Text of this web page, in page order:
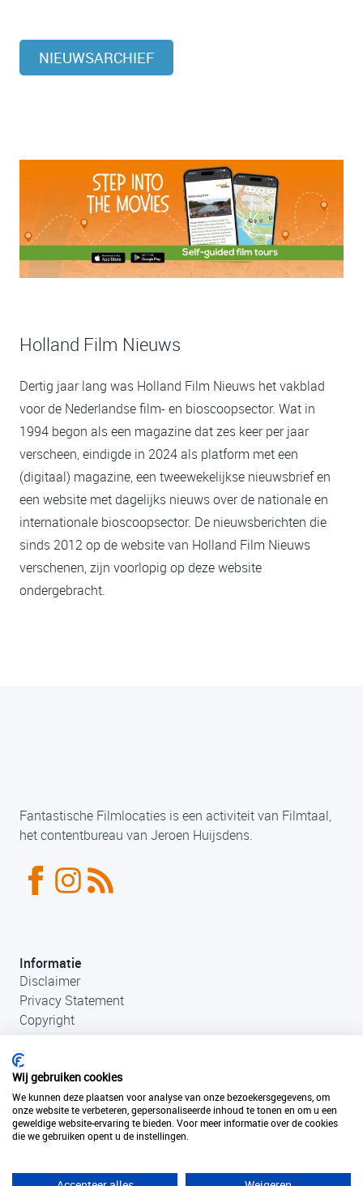
NIEUWSARCHIEF
Holland Film Nieuws
Dertig jaar lang was Holland Film Nieuws het vakblad
voor de Nederlandse film- en bioscoopsector. Wat in
1994 begon als een magazine dat zes keer per jaar
verscheen, eindigde in 2024 als platform met een
(digitaal) magazine, een tweewekelijkse nieuwsbrief en
een website met dagelijks nieuws over de nationale en
internationale bioscoopsector. De nieuwsberichten die
sinds 2012 op de website van Holland Film Nieuws
verschenen, zijn voorlopig op deze website
ondergebracht.
Fantastische Filmlocaties is een activiteit van Filmtaal,
het contentbureau van Jeroen Huijsdens.
Informatie
Disclaimer
Privacy Statement
Copyright
Contact
Wij gebruiken cookies
We kunnen deze plaatsen voor analyse van onze bezoekersgegevens, om
onze website te verbeteren, gepersonaliseerde inhoud te tonen en om u een
geweldige website-ervaring te bieden. Voor meer informatie over de cookies
die we gebruiken opent u de instellingen.